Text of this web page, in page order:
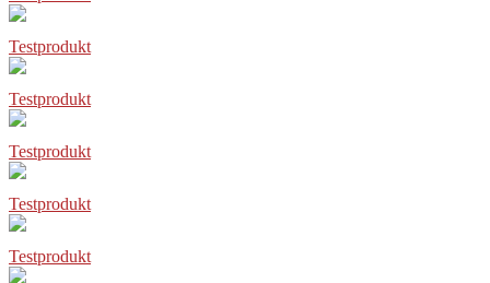
Testprodukt
Testprodukt
Testprodukt
Testprodukt
Testprodukt